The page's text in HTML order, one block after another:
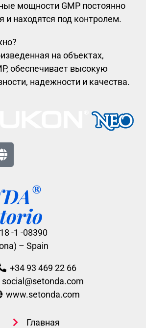
мощности GMP постоянно
и находятся под контролем.
на объектах,
обеспечивает высокую
надежности и качества.
®
-1 -08390
– Spain
+34 93 469 22 66
social@setonda.com
www.setonda.com
Главная